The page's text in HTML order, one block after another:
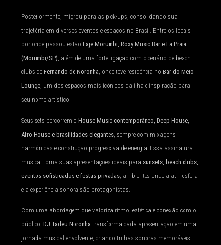
Posteriormente, migrou para as pick-ups, consolidando sua
trajetória em diversos eventos e espaços no Brasil. Entre os locais
por onde passou estão Laje Morumbi, Roxy Music Bar e La Praia
(Morumbi/SP), além de uma forte ligação com o cenário de beach
clubs de Fernando de Noronha, onde teve residência no Bar do Meio
Lounge, um dos espaços mais icônicos da ilha e inspiração para
seu nome artístico.
Seus sets percorrem o House Music contemporâneo, Deep House,
Afro House e brasilidades elegantes , sempre com mixagens
harmônicas e construção progressiva de energia. Essa assinatura
musical torna suas apresentações ideais para sunsets, beach clubs,
eventos sofisticados e festas privadas , ambientes onde a atmosfera
e a experiência sonora são protagonistas.
Com uma abordagem que valoriza ritmo, estética e conexão com o
público, DJ Tadeu Noronha transforma cada apresentação em uma
jornada musical envolvente, criando trilhas sonoras memoráveis